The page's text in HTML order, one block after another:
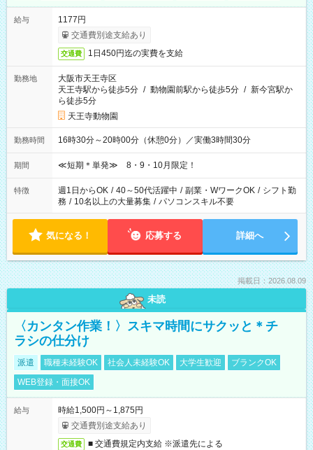
給与
1177円
交通費別途支給あり
交通費 1日450円迄の実費を支給
勤務地
大阪市天王寺区
天王寺駅から徒歩5分 / 動物園前駅から徒歩5分 / 新今宮駅か
ら徒歩5分
天王寺動物園
勤務時間 16時30分～20時00分（休憩0分）／実働3時間30分
期間 ≪短期＊単発≫ 8・9・10月限定！
特徴 週1日からOK / 40～50代活躍中 / 副業・WワークOK / シフト勤
務 / 10名以上の大量募集 / パソコンスキル不要
気になる！ 応募する 詳細へ
掲載日：2026.08.09
未読
〈カンタン作業！〉スキマ時間にサクッと＊チ
ラシの仕分け
派遣 職種未経験OK 社会人未経験OK 大学生歓迎
ブランクOK
WEB登録・面接OK
給与
時給1,500円～1,875円
交通費別途支給あり
交通費 ■ 交通費規定内支給 ※派遣先による